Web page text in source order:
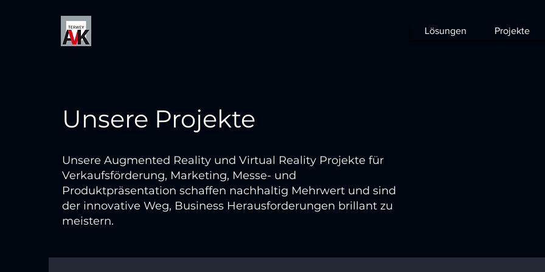
Lösungen Projekte
Unsere Projekte
Unsere Augmented Reality und Virtual Reality Projekte für
Verkaufsförderung, Marketing, Messe- und
Produktpräsentation schaffen nachhaltig Mehrwert und sind
der innovative Weg, Business Herausforderungen brillant zu
meistern.